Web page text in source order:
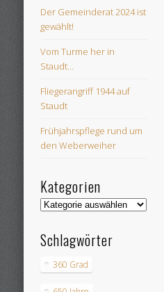
Der Gemeinderat 2024 ist
gewählt!
Vom Turme her in
Staudt…
Fliegerangriff 1944 auf
Staudt
Frühjahrspflege rund um
den Weberweiher
Kategorien
Kategorien
Schlagwörter
360 Grad